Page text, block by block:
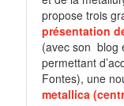
propose trois
présentation
(avec son blog
permettant
Fontes), une
metallica